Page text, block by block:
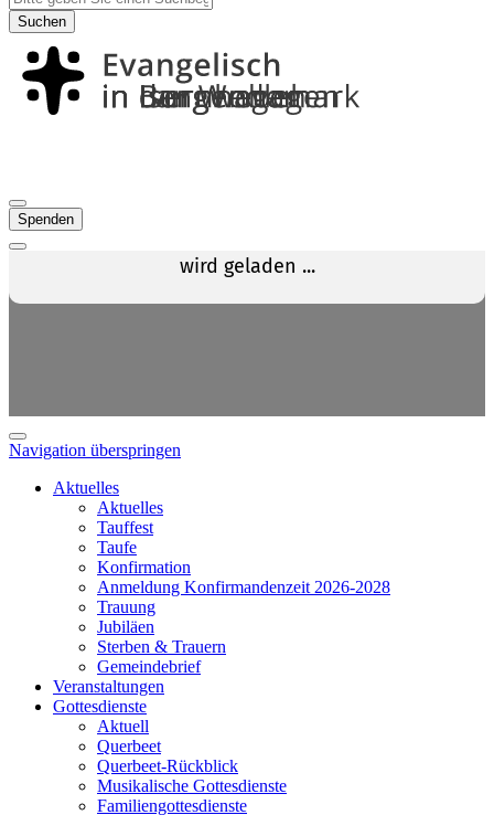
Suchen
Spenden
Navigation überspringen
Aktuelles
Aktuelles
Tauffest
Taufe
Konfirmation
Anmeldung Konfirmandenzeit 2026-2028
Trauung
Jubiläen
Sterben & Trauern
Gemeindebrief
Veranstaltungen
Gottesdienste
Aktuell
Querbeet
Querbeet-Rückblick
Musikalische Gottesdienste
Familiengottesdienste